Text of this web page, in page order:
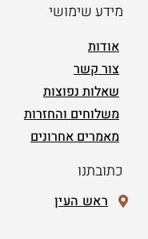
מידע שימושי
אודות
צור קשר
שאלות נפוצות
משלוחים והחזרות
מאמרים אחרונים
כתובתנו
ראש העין